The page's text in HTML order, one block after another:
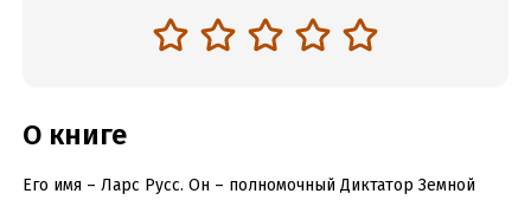
О книге
Его имя – Ларс Русс. Он – полномочный Диктатор Земной